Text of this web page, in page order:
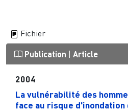
Fichier
Publication Article
2004
La vulnérabilité des
face au risque d'inondation